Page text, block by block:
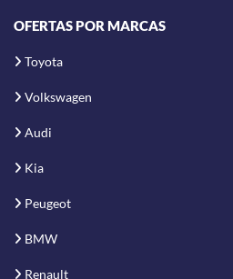
OFERTAS POR MARCAS
Toyota
Volkswagen
Audi
Kia
Peugeot
BMW
Renault